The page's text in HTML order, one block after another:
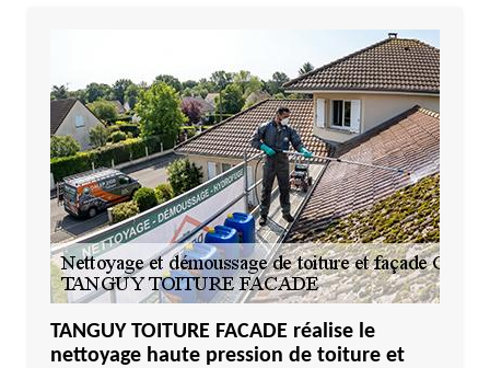
TANGUY TOITURE FACADE réalise le
nettoyage haute pression de toiture et